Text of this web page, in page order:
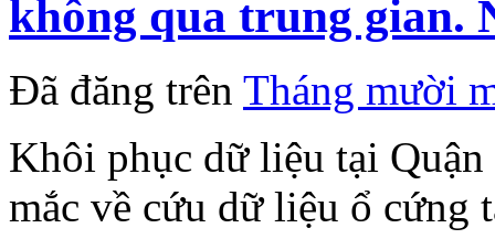
không qua trung gian.
Đã đăng trên Tháng mười
Khôi phục dữ liệu tại
mắc về cứu dữ liệu ổ cứng